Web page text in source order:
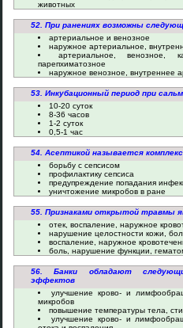
животных
52. При ранениях возможны
артериальное и венозное
наружное артериальное,
артериальное, венозное,
парепхиматозное
наружное венозное, внутреннее
53. Инкубационный период при
10-20 суток
8-36 часов
1-2 суток
0,5-1 час
54. Асептикой называется
борьбу с сепсисом
профилактику сепсиса
предупреждение попадания
уничтожение микробов в ране
55. Признаками открытой травмы
отек, воспаление, наружное
нарушение целостности кожи,
воспаление, наружное
боль, нарушение функции,
56. Банки обладают
эффектов
улучшение крово- и
микробов
повышение температуры тела,
улучшение крово- и